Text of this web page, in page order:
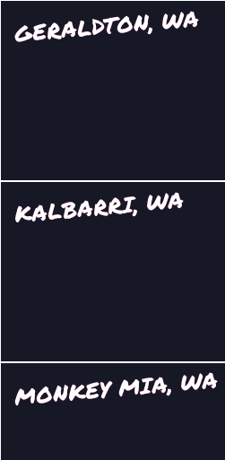
GERALDTON, WA
KALBARRI, WA
MONKEY MIA, WA